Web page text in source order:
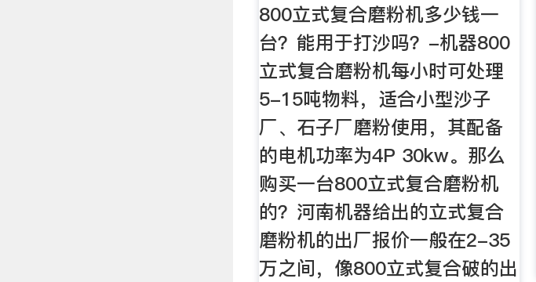
800立式复合磨粉机多少钱一
台？能用于打沙吗？-机器800
立式复合磨粉机每小时可处理
5-15吨物料，适合小型沙子
厂、石子厂磨粉使用，其配备
的电机功率为4P 30kw。那么
购买一台800立式复合磨粉机
的？河南机器给出的立式复合
磨粉机的出厂报价一般在2-35
万之间，像800立式复合破的出